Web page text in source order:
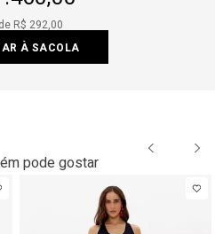
R$ 292,00
À SACOLA
pode gostar